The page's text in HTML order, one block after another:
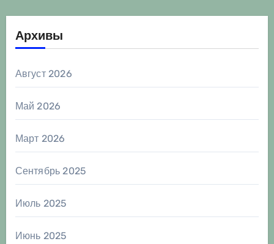
Архивы
Август 2026
Май 2026
Март 2026
Сентябрь 2025
Июль 2025
Июнь 2025